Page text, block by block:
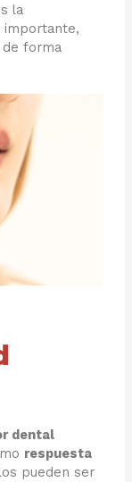
la
importante,
de forma
dental
respuesta
pueden ser